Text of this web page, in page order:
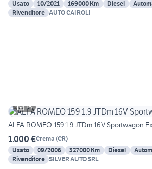
Usato
10/2021 169000 Km Diesel
Rivenditore AUTO CAIROLI
15
ALFA ROMEO 159 1.9 JTDm 16V Sportwagon
1.000 €Crema (CR)
Usato
09/2006 327000 Km Diesel
Rivenditore SILVER AUTO SRL